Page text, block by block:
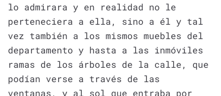
lo admirara y en realidad no le
perteneciera a ella, sino a él y tal
vez también a los mismos muebles del
departamento y hasta a las inmóviles
ramas de los árboles de la calle, que
podían verse a través de las
ventanas, y al sol que entraba por